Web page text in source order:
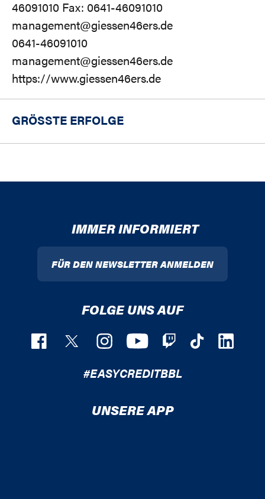
46091010 Fax: 0641-46091010
management@giessen46ers.de
0641-46091010
management@giessen46ers.de
https://www.giessen46ers.de
GRÖSSTE ERFOLGE
IMMER INFORMIERT
FÜR DEN NEWSLETTER ANMELDEN
FOLGE UNS AUF
#EASYCREDITBBL
UNSERE APP